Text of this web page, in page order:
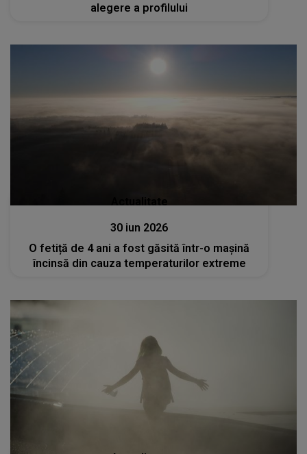
alegere a profilului
Actualitate
30 iun 2026
O fetiță de 4 ani a fost găsită într-o mașină
încinsă din cauza temperaturilor extreme